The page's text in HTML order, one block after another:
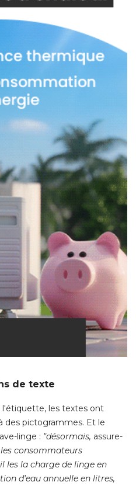
de texte
l'étiquette, les textes ont
des pictogrammes. Et le
linge : "désormais, assure-
consommateurs
la charge de linge en
d'eau annuelle en litres,